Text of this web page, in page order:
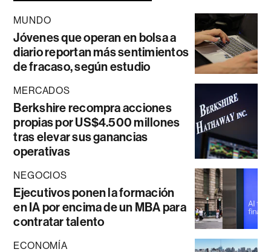
MUNDO
Jóvenes que operan en bolsa a
diario reportan más sentimientos
de fracaso, según estudio
MERCADOS
Berkshire recompra acciones
propias por US$4.500 millones
tras elevar sus ganancias
operativas
NEGOCIOS
Ejecutivos ponen la formación
en IA por encima de un MBA para
contratar talento
ECONOMÍA